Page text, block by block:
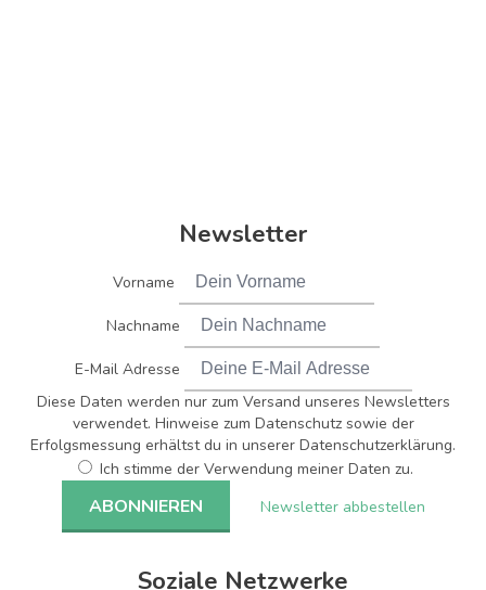
Newsletter
Vorname
Nachname
E-Mail Adresse
Diese Daten werden nur zum Versand unseres Newsletters
verwendet. Hinweise zum Datenschutz sowie der
Erfolgsmessung erhältst du in unserer Datenschutzerklärung.
Ich stimme der Verwendung meiner Daten zu.
Newsletter abbestellen
Soziale Netzwerke